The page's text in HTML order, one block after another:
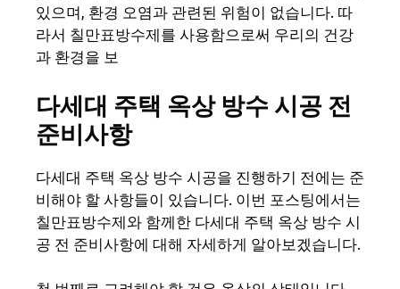
있으며, 환경 오염과 관련된 위험이 없습니다. 따
라서 칠만표방수제를 사용함으로써 우리의 건강
과 환경을 보
다세대 주택 옥상 방수 시공 전
준비사항
다세대 주택 옥상 방수 시공을 진행하기 전에는 준
비해야 할 사항들이 있습니다. 이번 포스팅에서는
칠만표방수제와 함께한 다세대 주택 옥상 방수 시
공 전 준비사항에 대해 자세하게 알아보겠습니다.